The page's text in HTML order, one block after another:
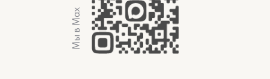
Мы в Max